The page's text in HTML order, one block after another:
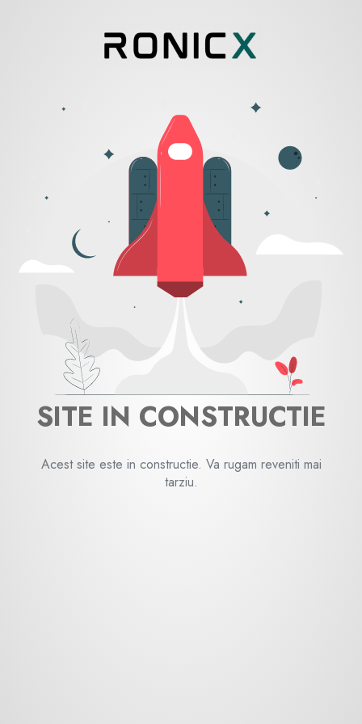
SITE IN CONSTRUCTIE
Acest site este in constructie. Va rugam reveniti mai
tarziu.